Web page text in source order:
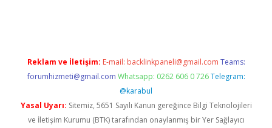
Reklam ve İletişim: E-mail: backlinkpaneli@gmail.com Teams:
forumhizmeti@gmail.com Whatsapp: 0262 606 0 726 Telegram:
@karabul
Yasal Uyarı: Sitemiz, 5651 Sayılı Kanun gereğince Bilgi Teknolojileri
ve İletişim Kurumu (BTK) tarafından onaylanmış bir Yer Sağlayıcı